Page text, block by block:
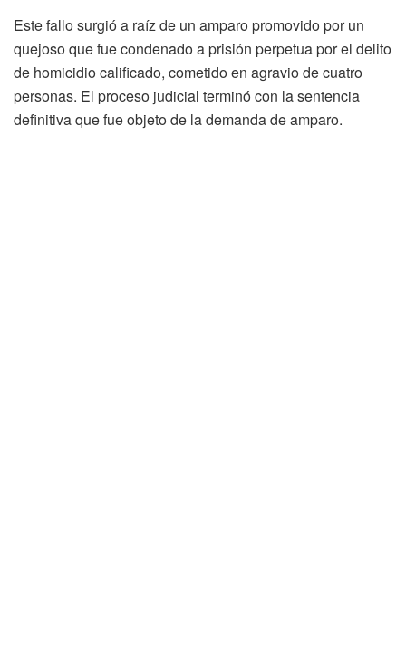
Este fallo surgió a raíz de un amparo promovido por un
quejoso que fue condenado a prisión perpetua por el delito
de homicidio calificado, cometido en agravio de cuatro
personas. El proceso judicial terminó con la sentencia
definitiva que fue objeto de la demanda de amparo.